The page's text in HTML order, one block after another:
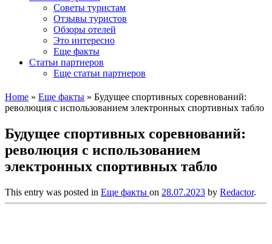
Советы туристам
Отзывы туристов
Обзоры отелей
Это интересно
Еще факты
Статьи партнеров
Еще статьи партнеров
Home » Еще факты » Будущее спортивных соревнований:
революция с использованием электронных спортивных табло
Будущее спортивных соревнований:
революция с использованием
электронных спортивных табло
This entry was posted in Еще факты on 28.07.2023 by Redactor.